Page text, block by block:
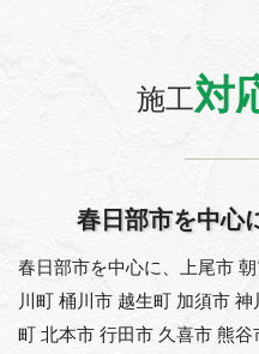
施工対
春日部市を中心
春日部市を中心に、上尾市
川町 桶川市 越生町 加須市
町 北本市 行田市 久喜市 熊